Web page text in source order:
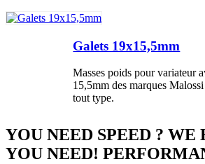
Galets 19x15,5mm
Masses poids pour variateur
15,5mm des marques
tout type.
YOU NEED SPEED ? WE
YOU NEED!